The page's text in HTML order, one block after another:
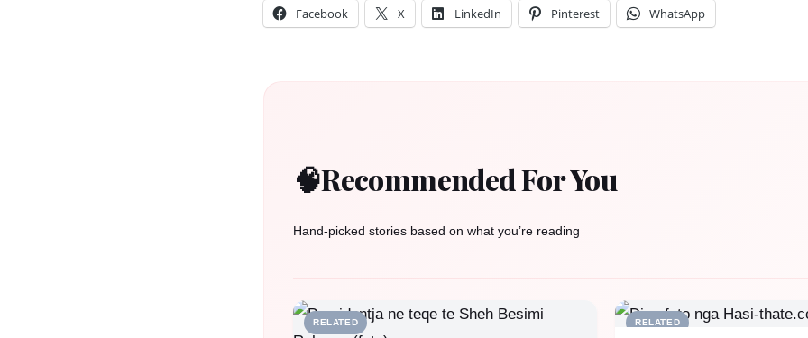
Facebook X LinkedIn Pinterest WhatsApp
🧠Recommended For You
Hand-picked stories based on what you’re reading
RELATED RELATED